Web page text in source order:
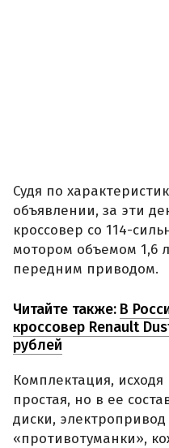
Судя по
объявлении, за эти
кроссовер со 114-
мотором объемом 1,6
передним приводом.
Читайте также: В
кроссовер Renault
рублей
Комплектация,
простая, но в ее
диски,
«противотуманки»,